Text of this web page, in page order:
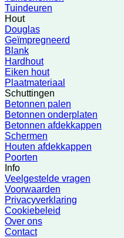
Tuindeuren
Hout
Douglas
Geïmpregneerd
Blank
Hardhout
Eiken hout
Plaatmateriaal
Schuttingen
Betonnen palen
Betonnen onderplaten
Betonnen afdekkappen
Schermen
Houten afdekkappen
Poorten
Info
Veelgestelde vragen
Voorwaarden
Privacyverklaring
Cookiebeleid
Over ons
Contact